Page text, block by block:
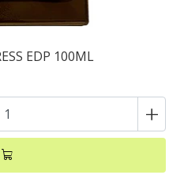
EDP 100ML
+